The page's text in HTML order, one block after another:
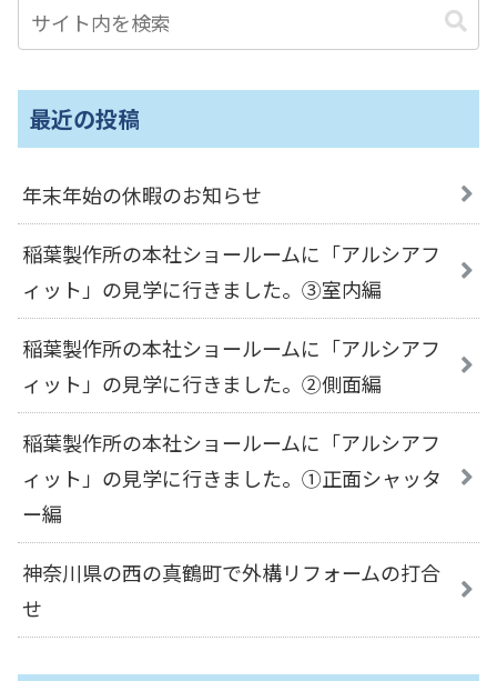
最近の投稿
年末年始の休暇のお知らせ
稲葉製作所の本社ショールームに「アルシアフ
ィット」の見学に行きました。③室内編
稲葉製作所の本社ショールームに「アルシアフ
ィット」の見学に行きました。②側面編
稲葉製作所の本社ショールームに「アルシアフ
ィット」の見学に行きました。①正面シャッタ
ー編
神奈川県の西の真鶴町で外構リフォームの打合
せ